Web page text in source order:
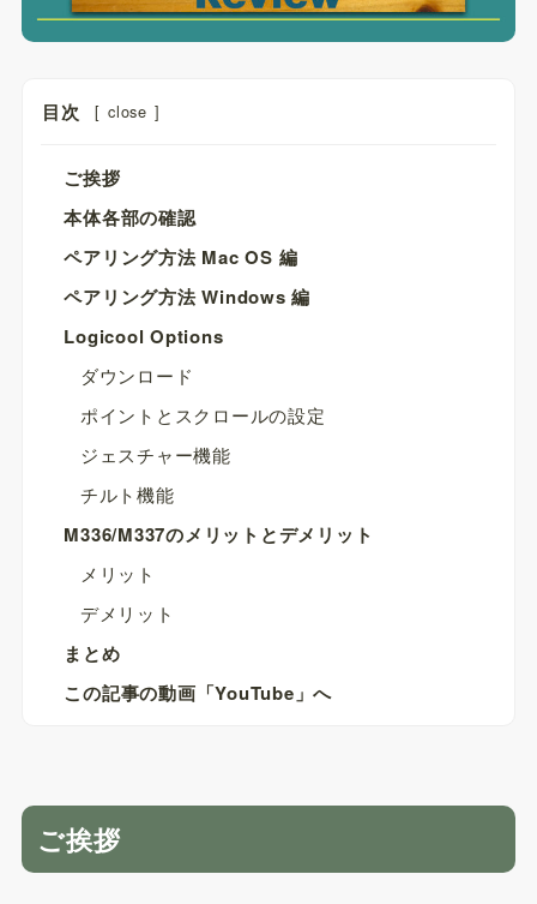
目次 [ close ]
ご挨拶
本体各部の確認
ペアリング方法 Mac OS 編
ペアリング方法 Windows 編
Logicool Options
ダウンロード
ポイントとスクロールの設定
ジェスチャー機能
チルト機能
M336/M337のメリットとデメリット
メリット
デメリット
まとめ
この記事の動画「YouTube」へ
ご挨拶